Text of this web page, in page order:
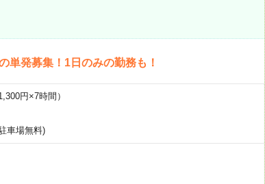
単発募集！1日のみの勤務も！
円×7時間）
車場無料)